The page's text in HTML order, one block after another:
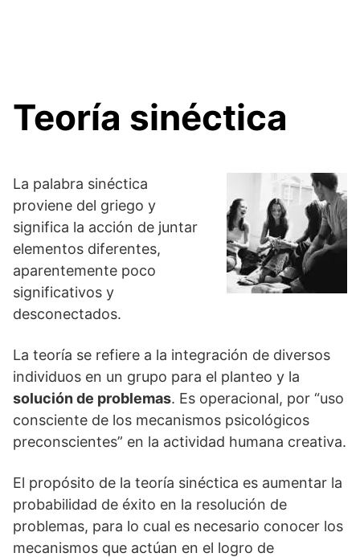
Teoría sinéctica
La palabra sinéctica
proviene del griego y
significa la acción de juntar
elementos diferentes,
aparentemente poco
significativos y
desconectados.
La teoría se refiere a la integración de diversos
individuos en un grupo para el planteo y la
solución de problemas. Es operacional, por “uso
consciente de los mecanismos psicológicos
preconscientes” en la actividad humana creativa.
El propósito de la teoría sinéctica es aumentar la
probabilidad de éxito en la resolución de
problemas, para lo cual es necesario conocer los
mecanismos que actúan en el logro de